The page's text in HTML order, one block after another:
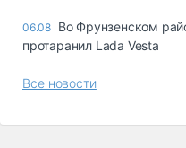
06.08 Во Фрунзенском
протаранил Lada Vesta
Все новости